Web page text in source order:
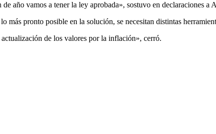
año vamos a tener la ley aprobada», sostuvo en declaraciones a
más pronto posible en la solución, se necesitan distintas
de los valores por la inflación», cerró.